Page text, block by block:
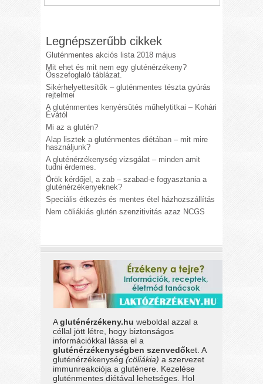
Legnépszerűbb cikkek
Gluténmentes akciós lista 2018 május
Mit ehet és mit nem egy gluténérzékeny?
Összefoglaló táblázat.
Sikérhelyettesítők – gluténmentes tészta gyúrás
rejtelmei
A gluténmentes kenyérsütés műhelytitkai – Kohári
Évától
Mi az a glutén?
Alap lisztek a gluténmentes diétában – mit mire
használjunk?
A gluténérzékenység vizsgálat – minden amit
tudni érdemes.
Örök kérdőjel, a zab – szabad-e fogyasztania a
gluténérzékenyeknek?
Speciális étkezés és mentes étel házhozszállítás
Nem cöliákiás glutén szenzitivitás azaz NCGS
Agluténérzékeny.hu weboldal azzal a
céllal jött létre, hogy biztonságos
információkkal lássa el a
gluténérzékenységben szenvedőket. A
gluténérzékenység(cöliákia) a szervezet
immunreakciója a gluténere. Kezelése
gluténmentes diétával lehetséges. Hol